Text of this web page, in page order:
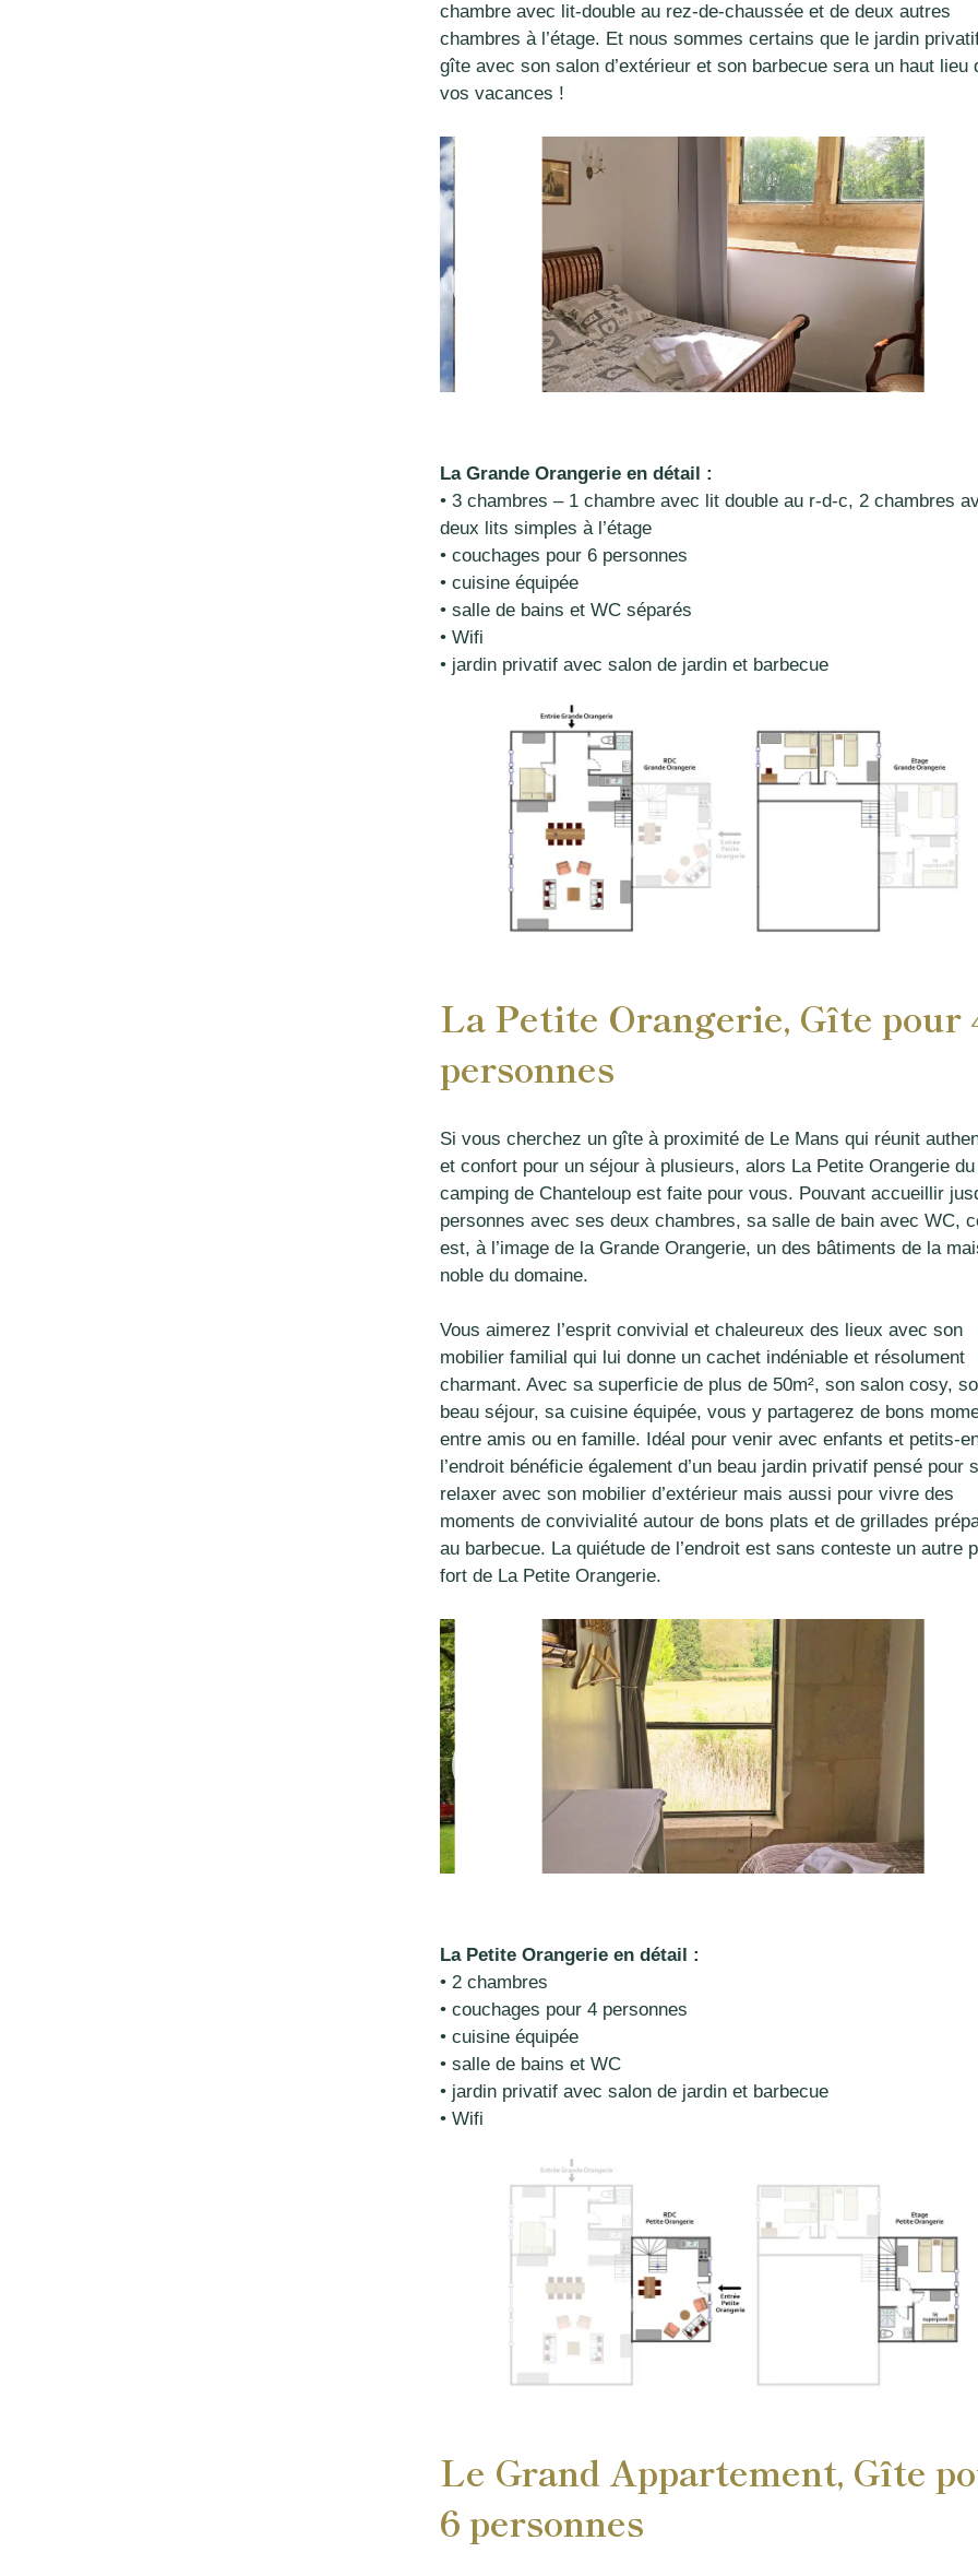
chambre avec lit-double au rez-de-chaussée et de deux autres
chambres à l’étage. Et nous sommes certains que le jardin
gîte avec son salon d’extérieur et son barbecue sera un haut lieu
vos vacances !
La Grande Orangerie en détail :
• 3 chambres – 1 chambre avec lit double au r-d-c, 2 chambres
deux lits simples à l’étage
• couchages pour 6 personnes
• cuisine équipée
• salle de bains et WC séparés
• Wifi
• jardin privatif avec salon de jardin et barbecue
La Petite Orangerie, Gîte pour
personnes
Si vous cherchez un gîte à proximité de Le Mans qui réunit
et confort pour un séjour à plusieurs, alors La Petite Orangerie du
camping de Chanteloup est faite pour vous. Pouvant accueillir
personnes avec ses deux chambres, sa salle de bain avec WC,
est, à l’image de la Grande Orangerie, un des bâtiments de la
noble du domaine.
Vous aimerez l’esprit convivial et chaleureux des lieux avec son
mobilier familial qui lui donne un cachet indéniable et résolument
charmant. Avec sa superficie de plus de 50m², son salon cosy,
beau séjour, sa cuisine équipée, vous y partagerez de bons
entre amis ou en famille. Idéal pour venir avec enfants et petits-
l’endroit bénéficie également d’un beau jardin privatif pensé pour
relaxer avec son mobilier d’extérieur mais aussi pour vivre des
moments de convivialité autour de bons plats et de grillades
au barbecue. La quiétude de l’endroit est sans conteste un autre
fort de La Petite Orangerie.
La Petite Orangerie en détail :
• 2 chambres
• couchages pour 4 personnes
• cuisine équipée
• salle de bains et WC
• jardin privatif avec salon de jardin et barbecue
• Wifi
Le Grand Appartement, Gîte
6 personnes